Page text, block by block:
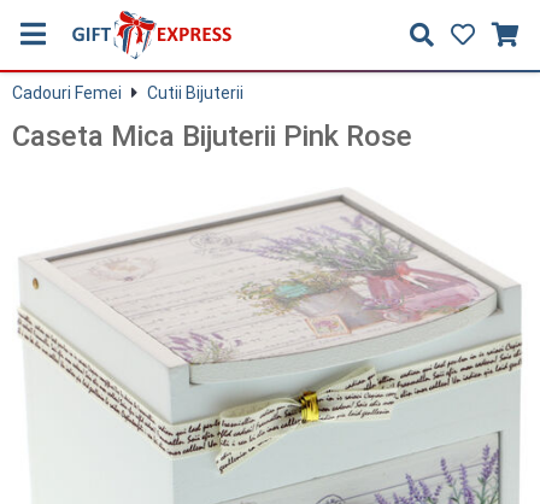
Cadouri Femei Cutii Bijuterii
Caseta Mica Bijuterii Pink Rose